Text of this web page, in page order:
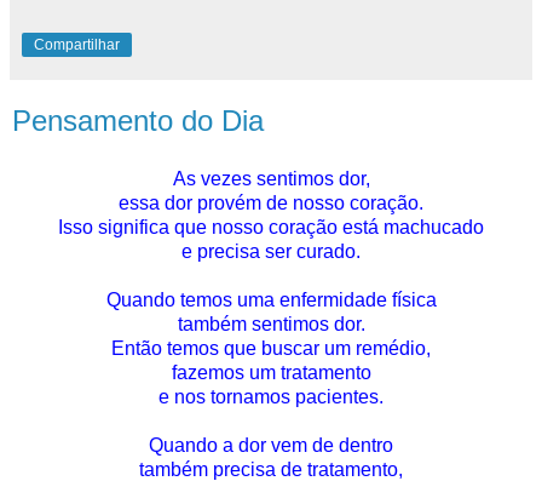
Compartilhar
Pensamento do Dia
As vezes sentimos dor,
essa dor provém de nosso coração.
Isso significa que nosso coração está machucado
e precisa ser curado.
Quando temos uma enfermidade física
também sentimos dor.
Então temos que buscar um remédio,
fazemos um tratamento
e nos tornamos pacientes.
Quando a dor vem de dentro
também precisa de tratamento,